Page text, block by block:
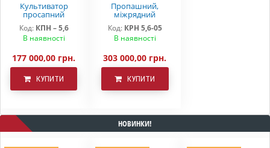
Культиватор
просапний
КПН-5,6 Demetra,
КРН - 5,6 (без
системи
Код: КПН – 5,6
В наявності
177 000,00 грн.
КУПИТИ
Пропашний,
міжрядний
культиватор КРН
5.6 Деметра на S-
подібній стійці з
Код: КРН 5,6-05
В наявності
303 000,00 грн.
КУПИТИ
НОВИНКИ!